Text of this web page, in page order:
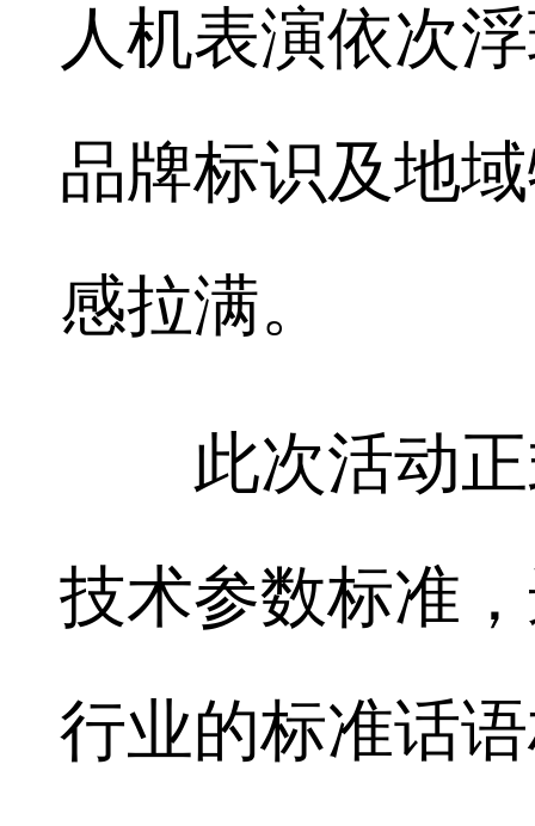
人机表演依次
品牌标识及地
感拉满。
此次活动正
技术参数标准
行业的标准话